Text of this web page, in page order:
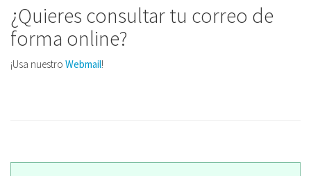
¿Quieres consultar tu correo de
forma online?
¡Usa nuestro Webmail!